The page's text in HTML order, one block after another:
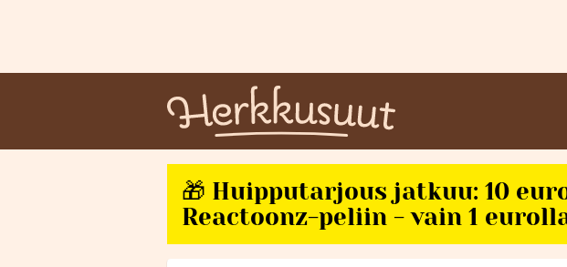
🎁 Huipputarjous jatkuu: 10
Reactoonz-peliin - vain 1